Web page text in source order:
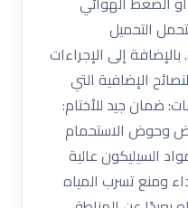
التحميل
إلى الإجراءات
الإضافية التي
ضمان جيد للأختام:
وحوض الاستحمام
السيليكون عالية
ومنع تسرب المياه